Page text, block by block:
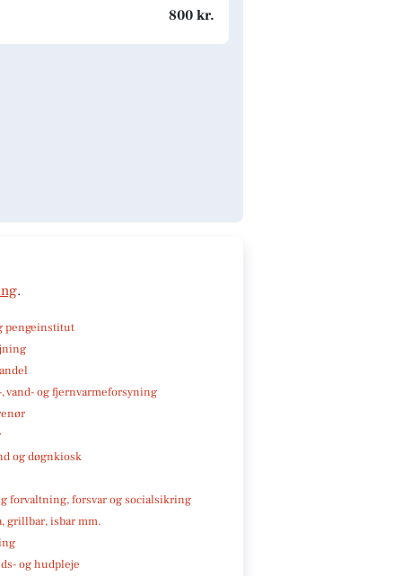
800 kr.
.
pengeinstitut
, vand- og fjernvarmeforsyning
og døgnkiosk
forvaltning, forsvar og socialsikring
grillbar, isbar mm.
og hudpleje